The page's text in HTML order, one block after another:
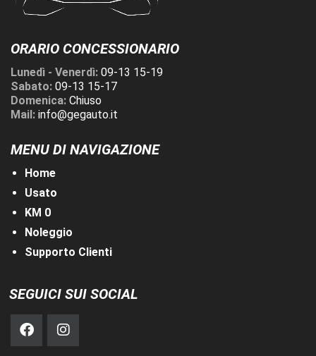
ORARIO CONCESSIONARIO
Lunedì - Venerdì: 09-13 15-19
Sabato: 09-13 15-17
Domenica: Chiuso
Mail: info@gegauto.it
MENU DI NAVIGAZIONE
Home
Usato
KM 0
Noleggio
Supporto Clienti
SEGUICI SUI SOCIAL